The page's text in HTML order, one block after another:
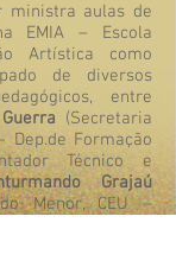
ministra aulas de
EMIA – Escola
Artística como
de diversos
entre
(Secretaria
Dep.de Formação
Técnico e
Grajaú
Menor, CEU –